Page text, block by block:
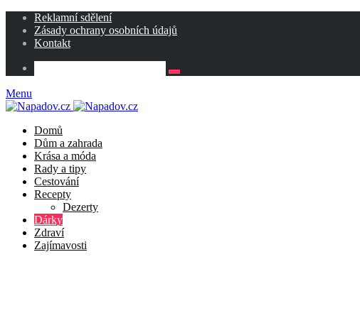
Reklamní sdělení
Zásady ochrany osobních údajů
Kontakt
Menu
Domů
Dům a zahrada
Krása a móda
Rady a tipy
Cestování
Recepty
Dezerty
Dárky
Zdraví
Zajímavosti